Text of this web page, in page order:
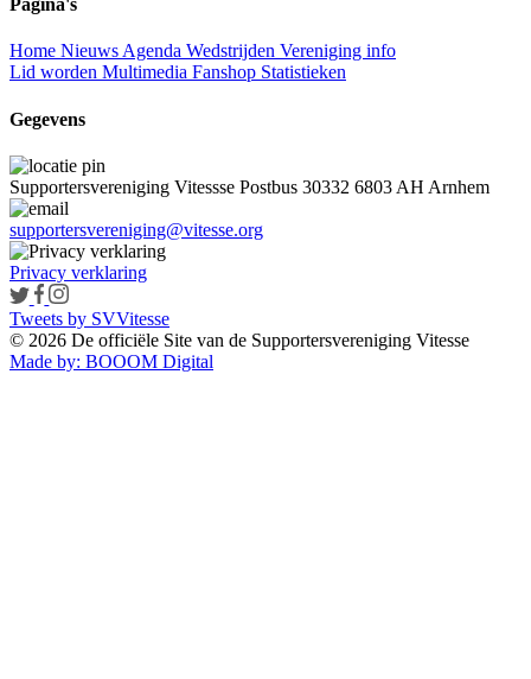
Pagina's
Home NieuwsAgenda Wedstrijden Vereniging info
Lid worden Multimedia Fanshop Statistieken
Gegevens
Supportersvereniging Vitessse Postbus 30332 6803 AH Arnhem
supportersvereniging@vitesse.org
Privacy verklaring
Tweets by SVVitesse
© 2026 De officiële Site van de Supportersvereniging Vitesse
Made by: BOOOM Digital